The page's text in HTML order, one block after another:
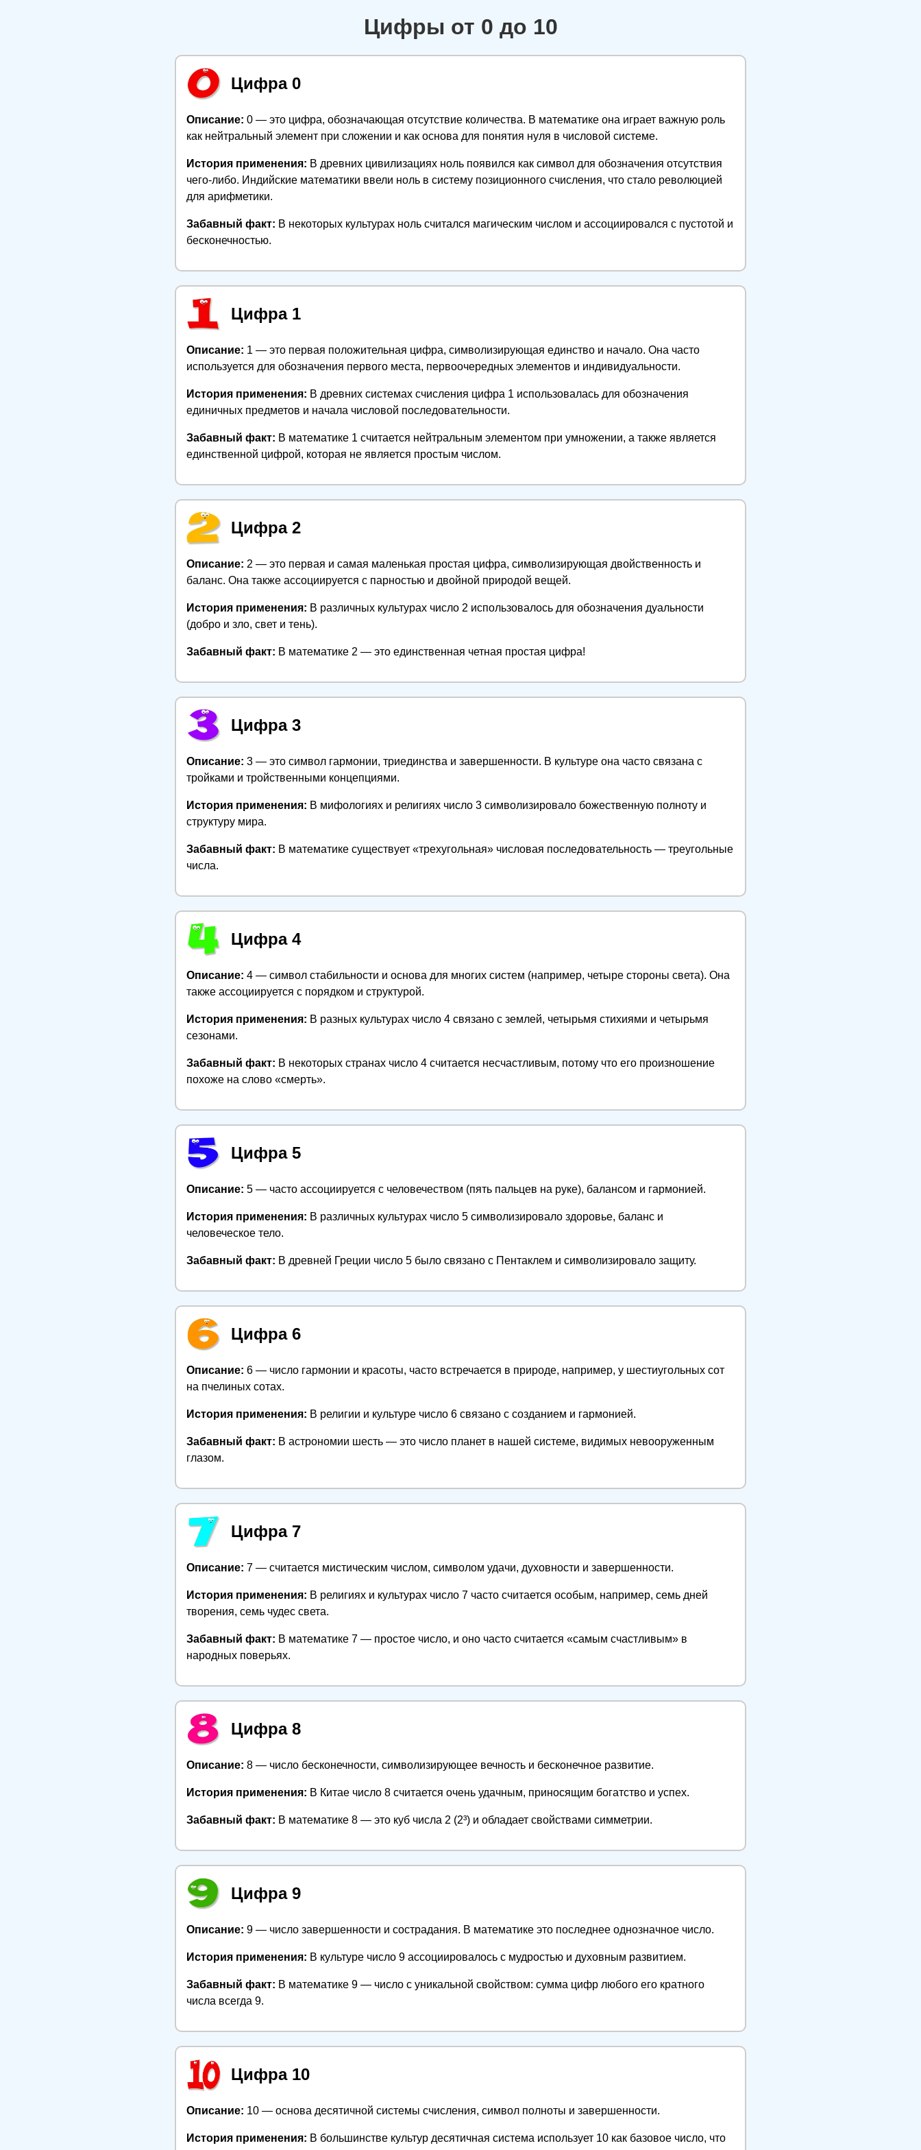
Цифры от 0 до 10
Цифра 0
Описание: 0 — это цифра, обозначающая отсутствие количества. В математике она играет важную роль
как нейтральный элемент при сложении и как основа для понятия нуля в числовой системе.
История применения: В древних цивилизациях ноль появился как символ для обозначения отсутствия
чего-либо. Индийские математики ввели ноль в систему позиционного счисления, что стало революцией
для арифметики.
Забавный факт: В некоторых культурах ноль считался магическим числом и ассоциировался с пустотой и
бесконечностью.
Цифра 1
Описание: 1 — это первая положительная цифра, символизирующая единство и начало. Она часто
используется для обозначения первого места, первоочередных элементов и индивидуальности.
История применения: В древних системах счисления цифра 1 использовалась для обозначения
единичных предметов и начала числовой последовательности.
Забавный факт: В математике 1 считается нейтральным элементом при умножении, а также является
единственной цифрой, которая не является простым числом.
Цифра 2
Описание: 2 — это первая и самая маленькая простая цифра, символизирующая двойственность и
баланс. Она также ассоциируется с парностью и двойной природой вещей.
История применения: В различных культурах число 2 использовалось для обозначения дуальности
(добро и зло, свет и тень).
Забавный факт: В математике 2 — это единственная четная простая цифра!
Цифра 3
Описание: 3 — это символ гармонии, триединства и завершенности. В культуре она часто связана с
тройками и тройственными концепциями.
История применения: В мифологиях и религиях число 3 символизировало божественную полноту и
структуру мира.
Забавный факт: В математике существует «трехугольная» числовая последовательность — треугольные
числа.
Цифра 4
Описание: 4 — символ стабильности и основа для многих систем (например, четыре стороны света). Она
также ассоциируется с порядком и структурой.
История применения: В разных культурах число 4 связано с землей, четырьмя стихиями и четырьмя
сезонами.
Забавный факт: В некоторых странах число 4 считается несчастливым, потому что его произношение
похоже на слово «смерть».
Цифра 5
Описание: 5 — часто ассоциируется с человечеством (пять пальцев на руке), балансом и гармонией.
История применения: В различных культурах число 5 символизировало здоровье, баланс и
человеческое тело.
Забавный факт: В древней Греции число 5 было связано с Пентаклем и символизировало защиту.
Цифра 6
Описание: 6 — число гармонии и красоты, часто встречается в природе, например, у шестиугольных сот
на пчелиных сотах.
История применения: В религии и культуре число 6 связано с созданием и гармонией.
Забавный факт: В астрономии шесть — это число планет в нашей системе, видимых невооруженным
глазом.
Цифра 7
Описание: 7 — считается мистическим числом, символом удачи, духовности и завершенности.
История применения: В религиях и культурах число 7 часто считается особым, например, семь дней
творения, семь чудес света.
Забавный факт: В математике 7 — простое число, и оно часто считается «самым счастливым» в
народных поверьях.
Цифра 8
Описание: 8 — число бесконечности, символизирующее вечность и бесконечное развитие.
История применения: В Китае число 8 считается очень удачным, приносящим богатство и успех.
Забавный факт: В математике 8 — это куб числа 2 (2³) и обладает свойствами симметрии.
Цифра 9
Описание: 9 — число завершенности и сострадания. В математике это последнее однозначное число.
История применения: В культуре число 9 ассоциировалось с мудростью и духовным развитием.
Забавный факт: В математике 9 — число с уникальной свойством: сумма цифр любого его кратного
числа всегда 9.
Цифра 10
Описание: 10 — основа десятичной системы счисления, символ полноты и завершенности.
История применения: В большинстве культур десятичная система использует 10 как базовое число, что